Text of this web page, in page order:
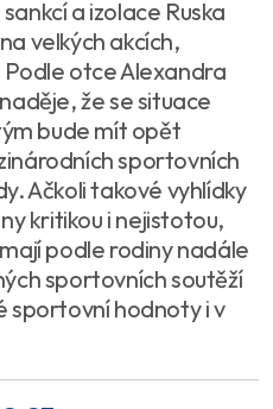
a izolace Ruska
velkých akcích,
otce Alexandra
že se situace
bude mít opět
sportovních
Ačkoli takové vyhlídky
kritikou i nejistotou,
podle rodiny nadále
sportovních soutěží
sportovní hodnoty i v